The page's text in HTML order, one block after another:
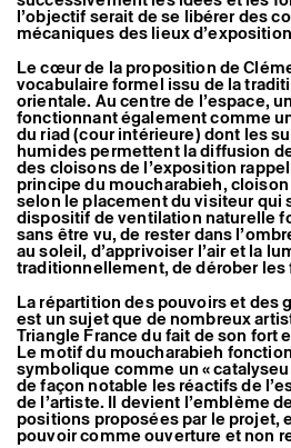
l’objectif serait de se libérer des
mécaniques des lieux
Le cœur de la proposition de
vocabulaire formel issu de la
orientale. Au centre de l’espace,
fonctionnant également comme
du riad (cour intérieure) dont les
humides permettent la diffusion
des cloisons de l’exposition
principe du moucharabieh,
selon le placement du visiteur qui
dispositif de ventilation naturelle
sans être vu, de rester dans
au soleil, d’apprivoiser l’air et la
traditionnellement, de dérober les
La répartition des pouvoirs et des
est un sujet que de nombreux
Triangle France du fait de son fort
Le motif du moucharabieh
symbolique comme un «
de façon notable les réactifs de
de l’artiste. Il devient l’emblème
positions proposées par le projet,
pouvoir comme ouverture et non